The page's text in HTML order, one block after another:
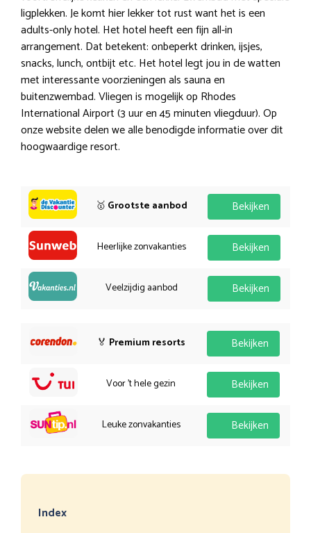
ligplekken. Je komt hier lekker tot rust want het is een
adults-only hotel. Het hotel heeft een fijn all-in
arrangement. Dat betekent: onbeperkt drinken, ijsjes,
snacks, lunch, ontbijt etc. Het hotel legt jou in de watten
met interessante voorzieningen als sauna en
buitenzwembad. Vliegen is mogelijk op Rhodes
International Airport (3 uur en 45 minuten vliegduur). Op
onze website delen we alle benodigde informatie over dit
hoogwaardige resort.
🥇 Grootste aanbod Bekijken
Heerlijke zonvakanties Bekijken
Veelzijdig aanbod Bekijken
🏅 Premium resorts Bekijken
Voor 't hele gezin Bekijken
Leuke zonvakanties Bekijken
Index